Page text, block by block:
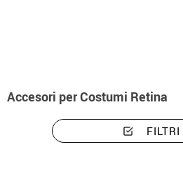
Accesori per Costumi Retina
FILTRI